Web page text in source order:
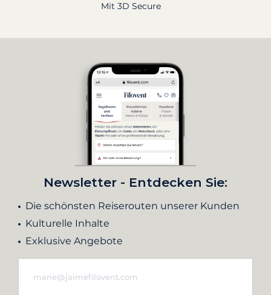
Mit 3D Secure
Newsletter - Entdecken Sie:
Die schönsten Reiserouten unserer Kunden
Kulturelle Inhalte
Exklusive Angebote